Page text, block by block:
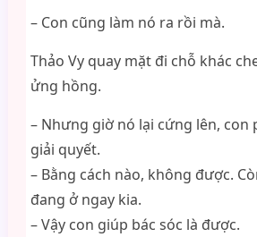
– Con cũng làm nó ra rồi mà.
Thảo Vy quay mặt đi chỗ khác
ửng hồng.
– Nhưng giờ nó lại cứng lên, con
giải quyết.
– Bằng cách nào, không được.
đang ở ngay kia.
– Vậy con giúp bác sóc là được.